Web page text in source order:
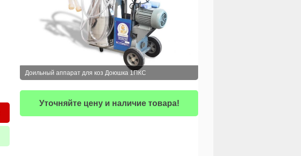
Доильный аппарат для коз Доюшка 1ПКС
Уточняйте цену и наличие товара!